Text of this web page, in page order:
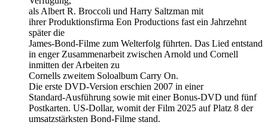
als Albert R. Broccoli und Harry Saltzman mit
ihrer Produktionsfirma Eon Productions fast ein Jahrzehnt
später die
James-Bond-Filme zum Welterfolg führten. Das Lied entstand
in enger Zusammenarbeit zwischen Arnold und Cornell
inmitten der Arbeiten zu
Cornells zweitem Soloalbum Carry On.
Die erste DVD-Version erschien 2007 in einer
Standard-Ausführung sowie mit einer Bonus-DVD und fünf
Postkarten. US-Dollar, womit der Film 2025 auf Platz 8 der
umsatzstärksten Bond-Filme stand.